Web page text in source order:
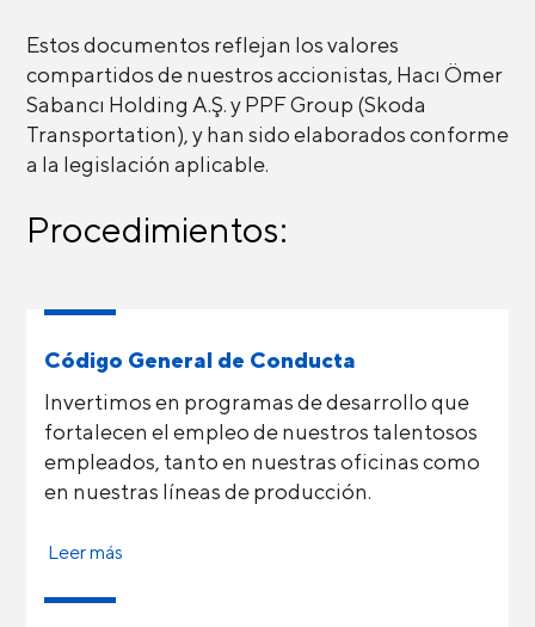
Estos documentos reflejan los valores
compartidos de nuestros accionistas, Hacı Ömer
Sabancı Holding A.Ş. y PPF Group (Skoda
Transportation), y han sido elaborados conforme
a la legislación aplicable.
Procedimientos:
Código General de Conducta
Invertimos en programas de desarrollo que
fortalecen el empleo de nuestros talentosos
empleados, tanto en nuestras oficinas como
en nuestras líneas de producción.
Leer más